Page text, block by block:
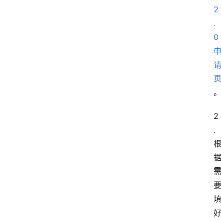
2
.
0
申
请
页
。
2
.
根
据
需
要
填
好